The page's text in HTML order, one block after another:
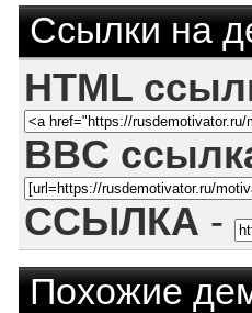
Ссылки на
HTML
BBC
ССЫЛКА -
Похожие